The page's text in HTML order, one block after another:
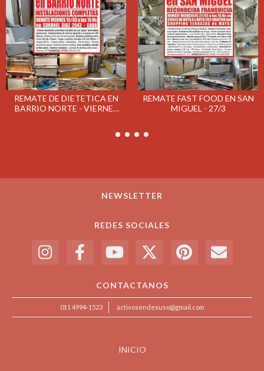
REMATE DE DIETETICA EN
BARRIO NORTE - VIERNES
REMATE FAST FOOD EN SAN
MIGUEL - 27/3
NEWSLETTER
REDES SOCIALES
CONTACTANOS
011 4994-1523 activosendesuso@gmail.com
INICIO